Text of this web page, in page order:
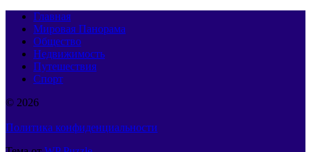
Главная
Мировая Панорама
Общество
Недвижимость
Путешествия
Спорт
© 2026
Политика конфиденциальности